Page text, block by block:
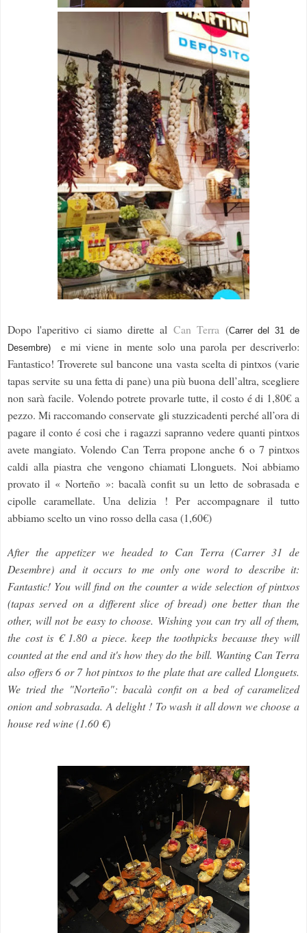
Dopo l'aperitivo ci siamo dirette al Can Terra(Carrer del 31 de
Desembre)
e mi viene in mente solo una parola per descriverlo:
Fantastico! Troverete sul bancone una vasta scelta di pintxos (varie
tapas servite su una fetta di pane) una più buona dell’altra, scegliere
non sarà facile. Volendo potrete provarle tutte, il costo é di 1,80€ a
pezzo. Mi raccomando conservate gli stuzzicadenti perché all’ora di
pagare il conto é cosi che i ragazzi sapranno vedere quanti pintxos
avete mangiato. Volendo Can Terra propone anche 6 o 7 pintxos
caldi alla piastra che vengono chiamati Llonguets. Noi abbiamo
provato il « Norteño »: bacalà confit su un letto de sobrasada e
cipolle caramellate. Una delizia ! Per accompagnare il tutto
abbiamo scelto un vino rosso della casa (1,60€)
After the appetizer we headed to Can Terra (Carrer 31 de
Desembre) and it occurs to me only one word to describe it:
Fantastic! You will find on the counter a wide selection of pintxos
(tapas served on a different slice of bread) one better than the
other, will not be easy to choose. Wishing you can try all of them,
the cost is € 1.80 a piece. keep the toothpicks because they will
counted at the end and it's how they do the bill. Wanting Can Terra
also offers 6 or 7 hot pintxos to the plate that are called Llonguets.
We tried the "Norteño": bacalà confit on a bed of caramelized
onion and sobrasada. A delight ! To wash it all down we choose a
house red wine (1.60 €)